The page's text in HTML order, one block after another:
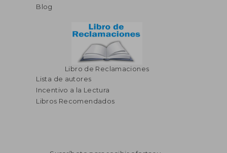
Blog
Libro de Reclamaciones
Lista de autores
Incentivo a la Lectura
Libros Recomendados